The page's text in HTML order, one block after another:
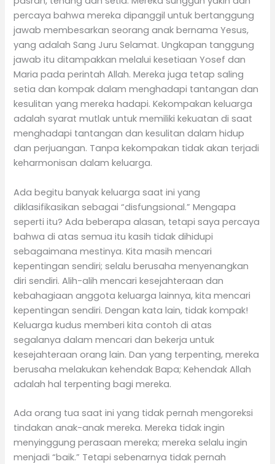
percaya bahwa mereka dipanggil untuk bertanggung
jawab membesarkan seorang anak bernama Yesus,
yang adalah Sang Juru Selamat. Ungkapan tanggung
jawab itu ditampakkan melalui kesetiaan Yosef dan
Maria pada perintah Allah. Mereka juga tetap saling
setia dan kompak dalam menghadapi tantangan dan
kesulitan yang mereka hadapi. Kekompakan keluarga
adalah syarat mutlak untuk memiliki kekuatan di saat
menghadapi tantangan dan kesulitan dalam hidup
dan perjuangan. Tanpa kekompakan tidak akan terjadi
keharmonisan dalam keluarga.
Ada begitu banyak keluarga saat ini yang
diklasifikasikan sebagai “disfungsional.” Mengapa
seperti itu? Ada beberapa alasan, tetapi saya percaya
bahwa di atas semua itu kasih tidak dihidupi
sebagaimana mestinya. Kita masih mencari
kepentingan sendiri; selalu berusaha menyenangkan
diri sendiri. Alih-alih mencari kesejahteraan dan
kebahagiaan anggota keluarga lainnya, kita mencari
kepentingan sendiri. Dengan kata lain, tidak kompak!
Keluarga kudus memberi kita contoh di atas
segalanya dalam mencari dan bekerja untuk
kesejahteraan orang lain. Dan yang terpenting, mereka
berusaha melakukan kehendak Bapa; Kehendak Allah
adalah hal terpenting bagi mereka.
Ada orang tua saat ini yang tidak pernah mengoreksi
tindakan anak-anak mereka. Mereka tidak ingin
menyinggung perasaan mereka; mereka selalu ingin
menjadi “baik.” Tetapi sebenarnya tidak pernah